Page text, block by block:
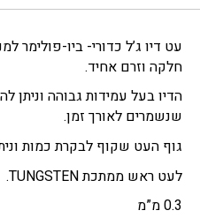
היה:
₪10.90.
הוא:
עט דיו ג’ל כדורי- ביו-פולימר
חלקה וזרם אחיד.
הדיו בעל עמידות גבוהה
שנשמרים לאורך זמן.
גוף העט שקוף לבקרת כמות
לעט ראש ממתכת TUNGSTEN.
0.3 מ”מ